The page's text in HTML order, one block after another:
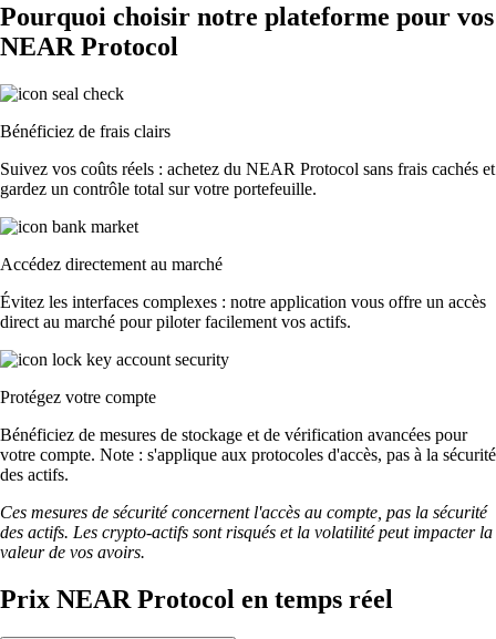
Pourquoi choisir notre plateforme pour vos
NEAR Protocol
Bénéficiez de frais clairs
Suivez vos coûts réels : achetez du NEAR Protocol sans frais cachés et
gardez un contrôle total sur votre portefeuille.
Accédez directement au marché
Évitez les interfaces complexes : notre application vous offre un accès
direct au marché pour piloter facilement vos actifs.
Protégez votre compte
Bénéficiez de mesures de stockage et de vérification avancées pour
votre compte. Note : s'applique aux protocoles d'accès, pas à la sécurité
des actifs.
Ces mesures de sécurité concernent l'accès au compte, pas la sécurité
des actifs. Les crypto-actifs sont risqués et la volatilité peut impacter la
valeur de vos avoirs.
Prix NEAR Protocol en temps réel